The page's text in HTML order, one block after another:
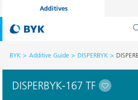
Additives
BYK Additive Guide DISPERBYK
DISPERBYK-167 TF